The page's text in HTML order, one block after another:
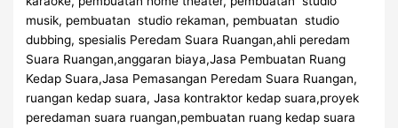
musik, pembuatan studio rekaman, pembuatan studio
dubbing, spesialis Peredam Suara Ruangan,ahli peredam
Suara Ruangan,anggaran biaya,Jasa Pembuatan Ruang
Kedap Suara,Jasa Pemasangan Peredam Suara Ruangan,
ruangan kedap suara, Jasa kontraktor kedap suara,proyek
peredaman suara ruangan,pembuatan ruang kedap suara